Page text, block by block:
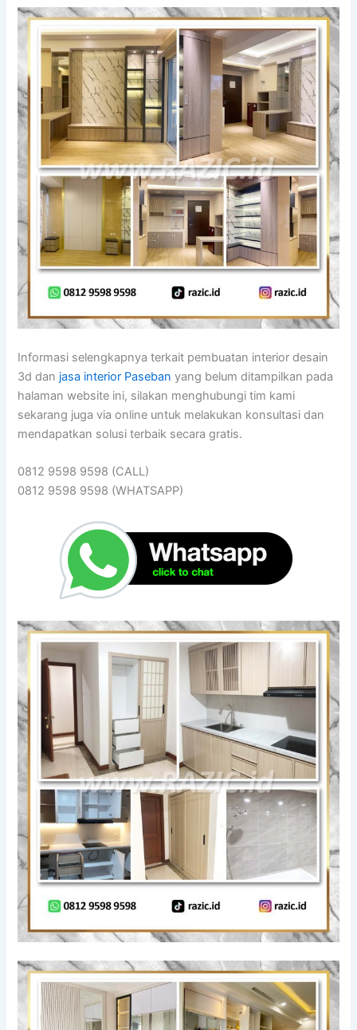
Informasi selengkapnya terkait pembuatan interior desain
3d dan jasa interior Paseban yang belum ditampilkan pada
halaman website ini, silakan menghubungi tim kami
sekarang juga via online untuk melakukan konsultasi dan
mendapatkan solusi terbaik secara gratis.
0812 9598 9598 (CALL)
0812 9598 9598 (WHATSAPP)